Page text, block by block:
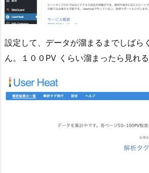
設定して、データが溜まるまでしばら
ん。１００PV くらい溜まったら見れる